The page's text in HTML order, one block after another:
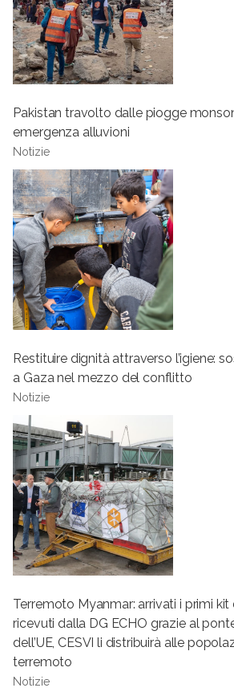
Pakistan travolto dalle piogge
emergenza alluvioni
Notizie
Restituire dignità attraverso l’igiene:
a Gaza nel mezzo del conflitto
Notizie
Terremoto Myanmar: arrivati i primi kit
ricevuti dalla DG ECHO grazie al
dell’UE, CESVI li distribuirà alle
terremoto
Notizie